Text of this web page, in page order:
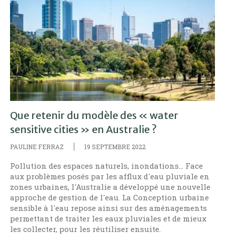
Que retenir du modèle des « water
sensitive cities » en Australie ?
PAULINE FERRAZ 19 SEPTEMBRE 2022
Pollution des espaces naturels, inondations... Face
aux problèmes posés par les afflux d'eau pluviale en
zones urbaines, l'Australie a développé une nouvelle
approche de gestion de l'eau. La Conception urbaine
sensible à l'eau repose ainsi sur des aménagements
permettant de traiter les eaux pluviales et de mieux
les collecter, pour les réutiliser ensuite.